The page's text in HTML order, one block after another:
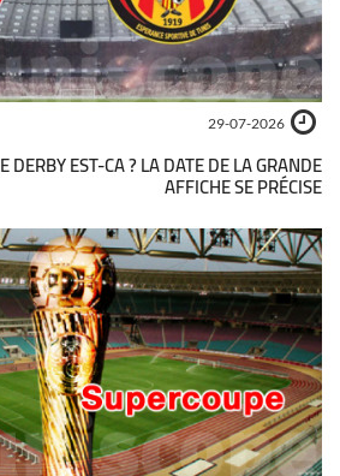
29-07-2026
DERBY EST-CA ? LA DATE DE LA GRANDE
AFFICHE SE PRÉCISE